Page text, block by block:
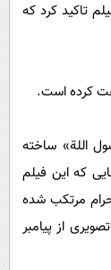
تاکید کرد که
کرده است.
اللة» ساخته
که این فیلم
مرتکب شده
از پیامبر